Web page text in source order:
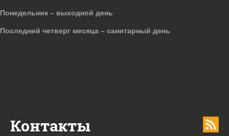
Контакты
Понедельник – выходной день
Последний четверг месяца – санитарный день